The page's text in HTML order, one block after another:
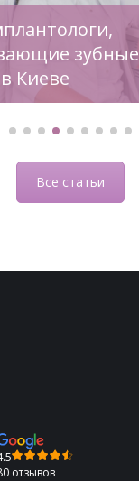
зубные
Киеве
Все статьи
отзывов